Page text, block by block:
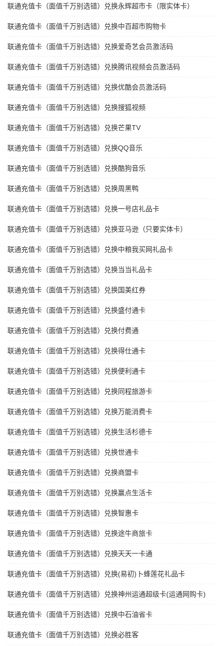
联通充值卡（面值千万别选错）兑换永辉超市卡（限实体卡）
联通充值卡（面值千万别选错）兑换中百超市购物卡
联通充值卡（面值千万别选错）兑换爱奇艺会员激活码
联通充值卡（面值千万别选错）兑换腾讯视频会员激活码
联通充值卡（面值千万别选错）兑换优酷会员激活码
联通充值卡（面值千万别选错）兑换搜狐视频
联通充值卡（面值千万别选错）兑换芒果TV
联通充值卡（面值千万别选错）兑换QQ音乐
联通充值卡（面值千万别选错）兑换酷狗音乐
联通充值卡（面值千万别选错）兑换周黑鸭
联通充值卡（面值千万别选错）兑换一号店礼品卡
联通充值卡（面值千万别选错）兑换亚马逊（只要实体卡）
联通充值卡（面值千万别选错）兑换中粮我买网礼品卡
联通充值卡（面值千万别选错）兑换当当礼品卡
联通充值卡（面值千万别选错）兑换国美红券
联通充值卡（面值千万别选错）兑换盛付通卡
联通充值卡（面值千万别选错）兑换付费通
联通充值卡（面值千万别选错）兑换得仕通卡
联通充值卡（面值千万别选错）兑换便利通卡
联通充值卡（面值千万别选错）兑换同程旅游卡
联通充值卡（面值千万别选错）兑换万能消费卡
联通充值卡（面值千万别选错）兑换生活杉德卡
联通充值卡（面值千万别选错）兑换世通卡
联通充值卡（面值千万别选错）兑换商盟卡
联通充值卡（面值千万别选错）兑换赢点生活卡
联通充值卡（面值千万别选错）兑换智惠卡
联通充值卡（面值千万别选错）兑换途牛商旅卡
联通充值卡（面值千万别选错）兑换天天一卡通
联通充值卡（面值千万别选错）兑换(易初)卜蜂莲花礼品卡
联通充值卡（面值千万别选错）兑换神州运通超级卡(运通网购卡)
联通充值卡（面值千万别选错）兑换中石油省卡
联通充值卡（面值千万别选错）兑换必胜客